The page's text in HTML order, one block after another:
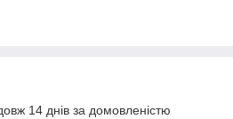
14 днів за домовленістю